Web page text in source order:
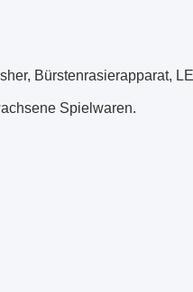
Bürstenrasierapparat,
Spielwaren.